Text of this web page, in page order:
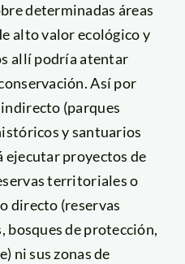
determinadas áreas
alto valor ecológico y
allí podría atentar
Así por
(parques
y santuarios
ejecutar proyectos de
territoriales o
directo (reservas
bosques de protección,
ni sus zonas de